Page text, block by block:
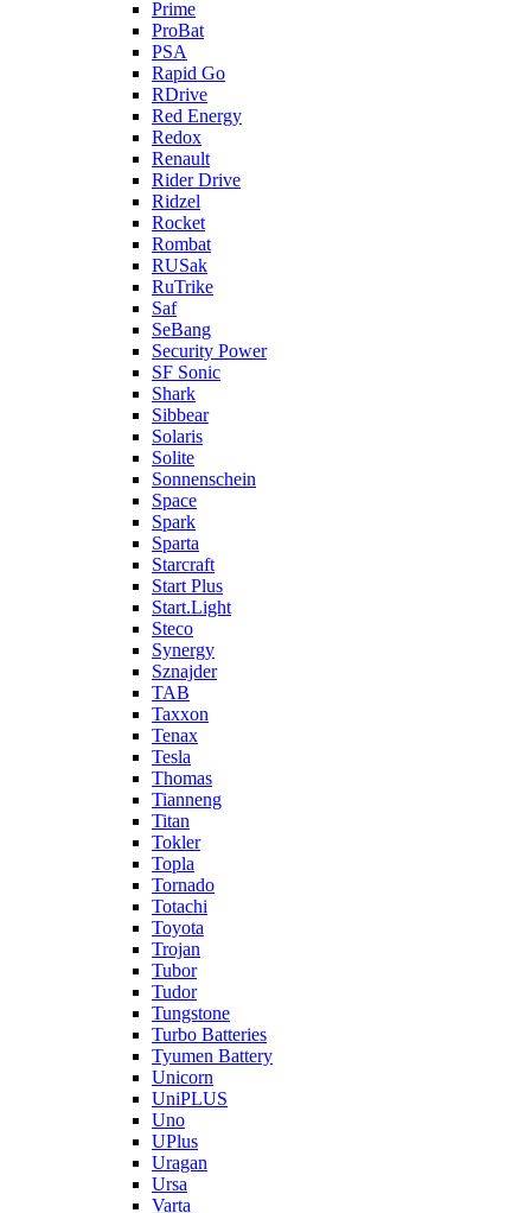
Prime
ProBat
PSA
Rapid Go
RDrive
Red Energy
Redox
Renault
Rider Drive
Ridzel
Rocket
Rombat
RUSak
RuTrike
Saf
SeBang
Security Power
SF Sonic
Shark
Sibbear
Solaris
Solite
Sonnenschein
Space
Spark
Sparta
Starcraft
Start Plus
Start.Light
Steco
Synergy
Sznajder
TAB
Taxxon
Tenax
Tesla
Thomas
Tianneng
Titan
Tokler
Topla
Tornado
Totachi
Toyota
Trojan
Tubor
Tudor
Tungstone
Turbo Batteries
Tyumen Battery
Unicorn
UniPLUS
Uno
UPlus
Uragan
Ursa
Varta